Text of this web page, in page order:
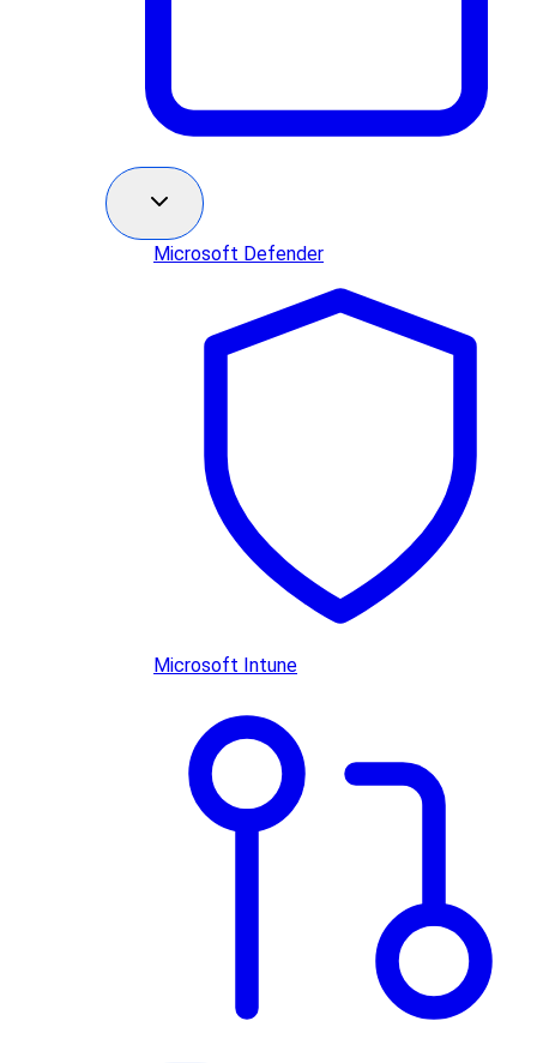
Microsoft Defender
Microsoft Intune